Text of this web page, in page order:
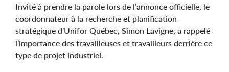
Invité à prendre la parole lors de l’annonce officielle, le
coordonnateur à la recherche et planification
stratégique d’Unifor Québec, Simon Lavigne, a rappelé
l’importance des travailleuses et travailleurs derrière ce
type de projet industriel.